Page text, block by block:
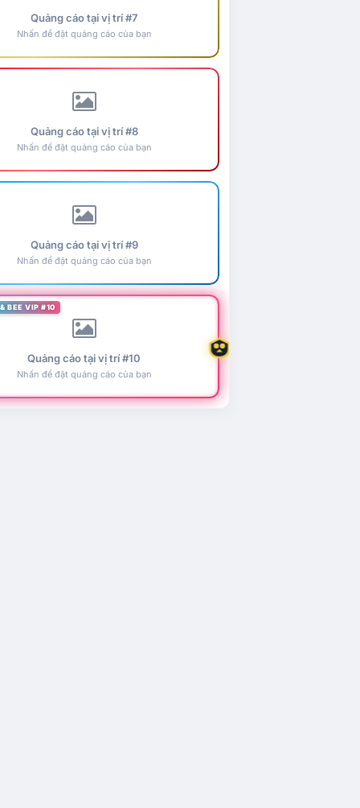
Quảng cáo tại vị trí #7
Nhấn để đặt quảng cáo của bạn
Quảng cáo tại vị trí #8
Nhấn để đặt quảng cáo của bạn
Quảng cáo tại vị trí #9
Nhấn để đặt quảng cáo của bạn
BEE VIP #10
Quảng cáo tại vị trí #10
Nhấn để đặt quảng cáo của bạn